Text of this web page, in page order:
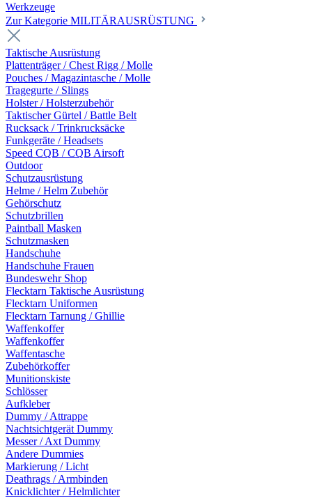
Werkzeuge
Zur Kategorie MILITÄRAUSRÜSTUNG
Taktische Ausrüstung
Plattenträger / Chest Rigg / Molle
Pouches / Magazintasche / Molle
Tragegurte / Slings
Holster / Holsterzubehör
Taktischer Gürtel / Battle Belt
Rucksack / Trinkrucksäcke
Funkgeräte / Headsets
Speed CQB / CQB Airsoft
Outdoor
Schutzausrüstung
Helme / Helm Zubehör
Gehörschutz
Schutzbrillen
Paintball Masken
Schutzmasken
Handschuhe
Handschuhe Frauen
Bundeswehr Shop
Flecktarn Taktische Ausrüstung
Flecktarn Uniformen
Flecktarn Tarnung / Ghillie
Waffenkoffer
Waffenkoffer
Waffentasche
Zubehörkoffer
Munitionskiste
Schlösser
Aufkleber
Dummy / Attrappe
Nachtsichtgerät Dummy
Messer / Axt Dummy
Andere Dummies
Markierung / Licht
Deathrags / Armbinden
Knicklichter / Helmlichter